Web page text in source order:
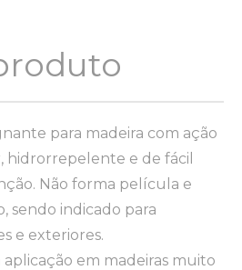
para madeira com ação
hidrorrepelente e de fácil
Não forma película e
sendo indicado para
e exteriores.
aplicação em madeiras muito